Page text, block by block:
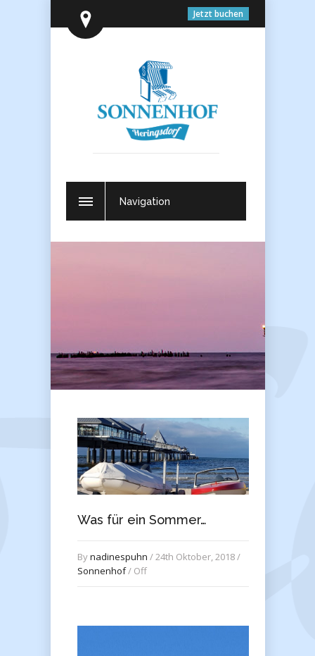
Jetzt buchen
Navigation
Was für ein Sommer…
Bynadinespuhn / 24th Oktober, 2018 /
Sonnenhof/ Off